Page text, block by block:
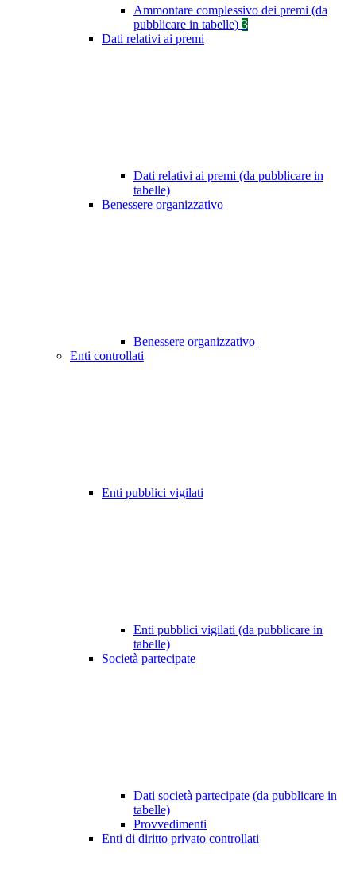
Ammontare complessivo dei premi (da
pubblicare in tabelle) 3
Dati relativi ai premi
Dati relativi ai premi (da pubblicare in
tabelle)
Benessere organizzativo
Benessere organizzativo
Enti controllati
Enti pubblici vigilati
Enti pubblici vigilati (da pubblicare in
tabelle)
Società partecipate
Dati società partecipate (da pubblicare in
tabelle)
Provvedimenti
Enti di diritto privato controllati